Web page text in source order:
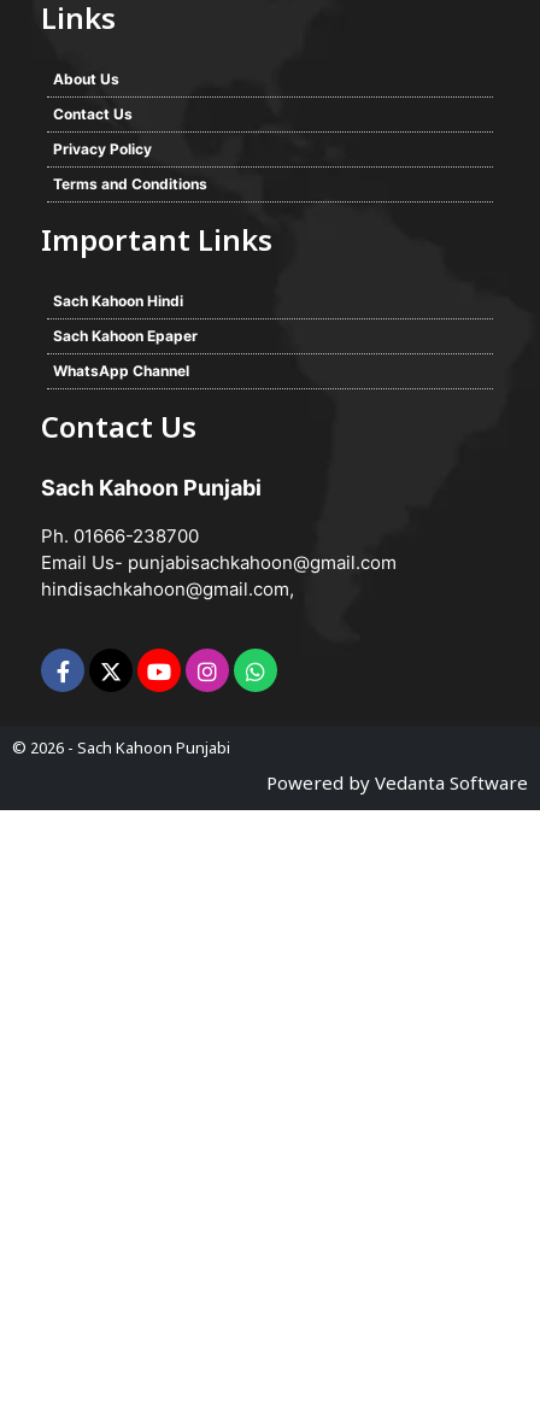
Links
About Us
Contact Us
Privacy Policy
Terms and Conditions
Important Links
Sach Kahoon Hindi
Sach Kahoon Epaper
WhatsApp Channel
Contact Us
Sach Kahoon Punjabi
Ph. 01666-238700
Email Us- punjabisachkahoon@gmail.com
hindisachkahoon@gmail.com,
© 2026 - Sach Kahoon Punjabi
Powered by Vedanta Software